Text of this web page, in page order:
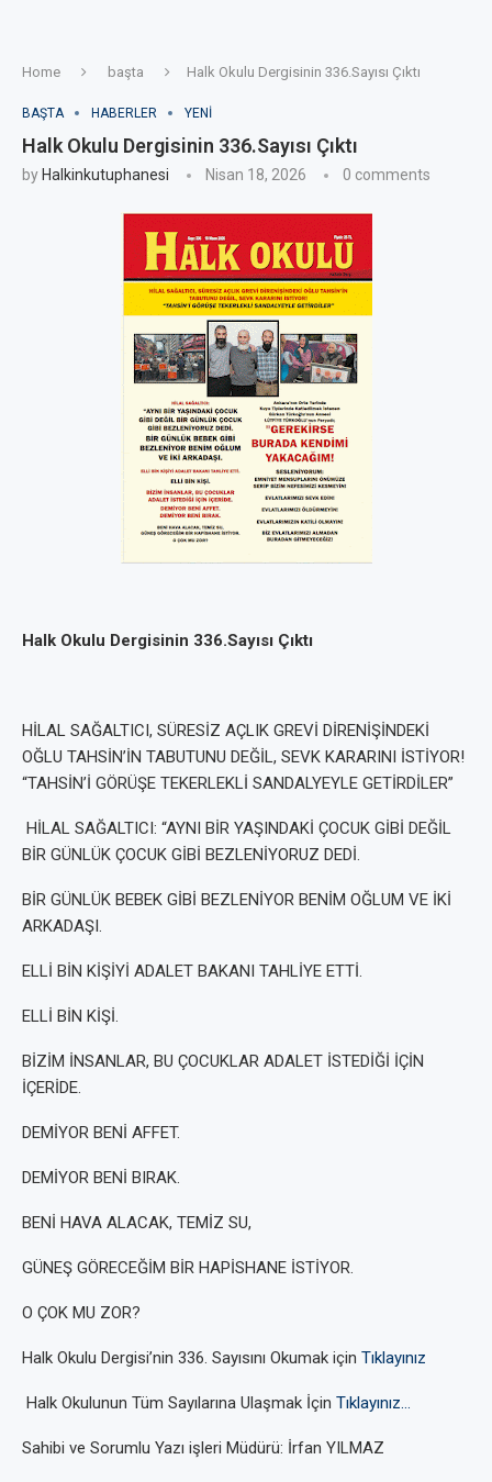
Home başta Halk Okulu Dergisinin 336.Sayısı Çıktı
BAŞTA HABERLER YENI
Halk Okulu Dergisinin 336.Sayısı Çıktı
by Halkinkutuphanesi Nisan 18, 2026 0 comments
Halk Okulu Dergisinin 336.Sayısı Çıktı
HİLAL SAĞALTICI, SÜRESİZ AÇLIK GREVİ DİRENİŞİNDEKİ
OĞLU TAHSİN’İN TABUTUNU DEĞİL, SEVK KARARINI İSTİYOR!
“TAHSİN’İ GÖRÜŞE TEKERLEKLİ SANDALYEYLE GETİRDİLER”
HİLAL SAĞALTICI: “AYNI BİR YAŞINDAKİ ÇOCUK GİBİ DEĞİL
BİR GÜNLÜK ÇOCUK GİBİ BEZLENİYORUZ DEDİ.
BİR GÜNLÜK BEBEK GİBİ BEZLENİYOR BENİM OĞLUM VE İKİ
ARKADAŞI.
ELLİ BİN KİŞİYİ ADALET BAKANI TAHLİYE ETTİ.
ELLİ BİN KİŞİ.
BİZİM İNSANLAR, BU ÇOCUKLAR ADALET İSTEDİĞİ İÇİN
İÇERİDE.
DEMİYOR BENİ AFFET.
DEMİYOR BENİ BIRAK.
BENİ HAVA ALACAK, TEMİZ SU,
GÜNEŞ GÖRECEĞİM BİR HAPİSHANE İSTİYOR.
O ÇOK MU ZOR?
Halk Okulu Dergisi’nin 336. Sayısını Okumak için Tıklayınız
Halk Okulunun Tüm Sayılarına Ulaşmak İçin Tıklayınız…
Sahibi ve Sorumlu Yazı işleri Müdürü: İrfan YILMAZ